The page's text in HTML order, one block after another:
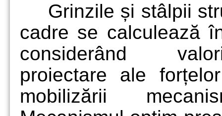
Grinzile și stâlpii
cadre se calculează
considerând
proiectare ale
mobilizării